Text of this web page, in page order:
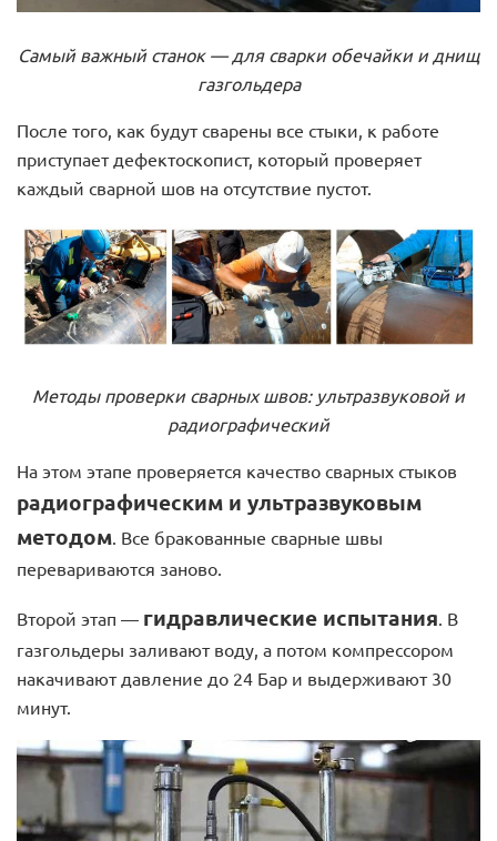
Самый важный станок — для сварки обечайки и днищ
газгольдера
После того, как будут сварены все стыки, к работе
приступает дефектоскопист, который проверяет
каждый сварной шов на отсутствие пустот.
Методы проверки сварных швов: ультразвуковой и
радиографический
На этом этапе проверяется качество сварных стыков
радиографическим и ультразвуковым
методом. Все бракованные сварные швы
перевариваются заново.
Второй этап — гидравлические испытания. В
газгольдеры заливают воду, а потом компрессором
накачивают давление до 24 Бар и выдерживают 30
минут.